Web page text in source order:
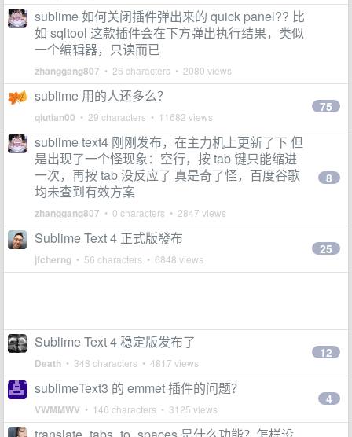
sublime 如何关闭插件弹出来的 quick panel?? 比
如 sqltool 这款插件会在下方弹出执行结果，类似
一个编辑器，只读而已
zhanggang807 • 26 characters • 2080 views
sublime 用的人还多么？
qiutian00 • 29 characters • 11682 views
75
sublime text4 刚刚发布，在主力机上更新了下 但
是出现了一个怪现象：空行，按 tab 键只能缩进
一次，再按 tab 没反应了 真是奇了怪，百度谷歌
均未查到有效方案
zhanggang807 • 0 characters • 2847 views
8
Sublime Text 4 正式版發布
jfcherng • 56 characters • 6848 views
25
Sublime Text 4 稳定版发布了
Death • 348 characters • 4817 views
12
sublimeText3 的 emmet 插件的问题？
VWMMWV • 146 characters • 3125 views
4